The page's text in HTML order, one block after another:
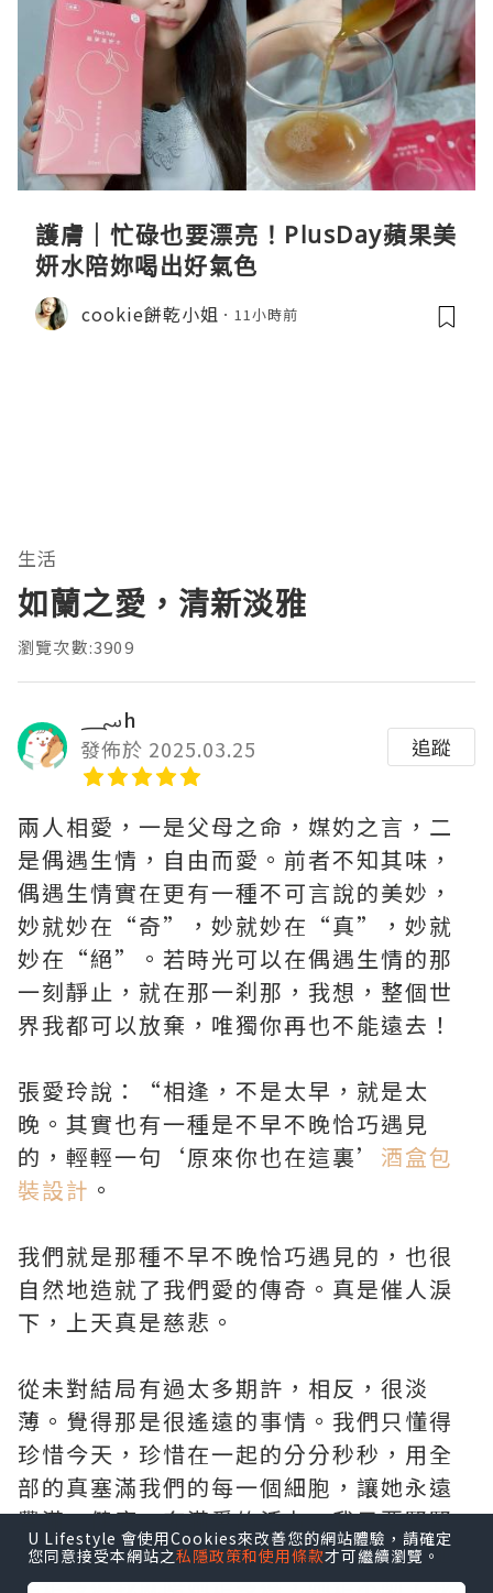
護膚｜忙碌也要漂亮！PlusDay蘋果美
妍水陪妳喝出好氣色
cookie餅乾小姐 11小時前
生活
如蘭之愛，清新淡雅
瀏覽次數:3909
؄h
發佈於 2025.03.25
追蹤
兩人相愛，一是父母之命，媒妁之言，二
是偶遇生情，自由而愛。前者不知其味，
偶遇生情實在更有一種不可言說的美妙，
妙就妙在“奇”，妙就妙在“真”，妙就
妙在“絕”。若時光可以在偶遇生情的那
一刻靜止，就在那一刹那，我想，整個世
界我都可以放棄，唯獨你再也不能遠去！
張愛玲說：“相逢，不是太早，就是太
晚。其實也有一種是不早不晚恰巧遇見
的，輕輕一句‘原來你也在這裏’ 酒盒包
裝設計 。
我們就是那種不早不晚恰巧遇見的，也很
自然地造就了我們愛的傳奇。真是催人淚
下，上天真是慈悲。
從未對結局有過太多期許，相反，很淡
薄。覺得那是很遙遠的事情。我們只懂得
珍惜今天，珍惜在一起的分分秒秒，用全
部的真塞滿我們的每一個細胞，讓她永遠
豐滿、健康，充滿愛的活力。我只要緊緊
地拉著手，用我的身體為她遮風擋雨，她
能走多遠我就陪她走多遠，她走不動了我
U Lifestyle 會使用Cookies來改善您的網站體驗，請確定
您同意接受本網站之私隱政策和使用條款才可繼續瀏覽。